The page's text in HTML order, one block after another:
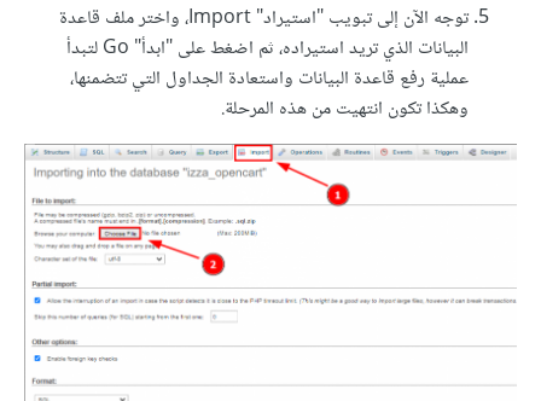
توجه الآن إلى تبويب "استيراد" Import، واختر ملف قاعدة
البيانات الذي تريد استيراده، ثم اضغط على "ابدأ" Go لتبدأ
عملية رفع قاعدة البيانات واستعادة الجداول التي تتضمنها،
وهكذا تكون انتهيت من هذه المرحلة.